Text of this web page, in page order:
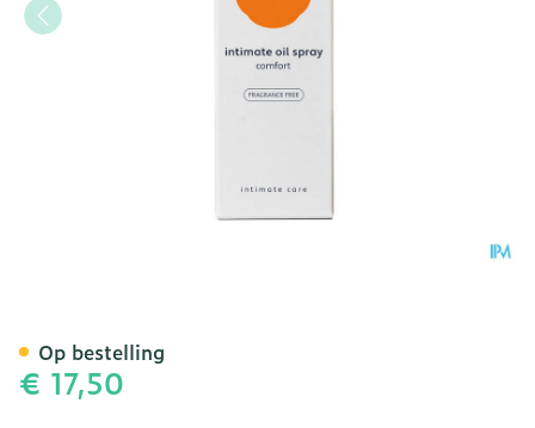
€ 17,50
Op bestelling